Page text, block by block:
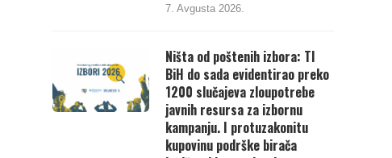
7. Avgusta 2026.
Ništa od poštenih izbora: TI
BiH do sada evidentirao preko
1200 slučajeva zloupotrebe
javnih resursa za izbornu
kampanju. I protuzakonitu
kupovinu podrške birača